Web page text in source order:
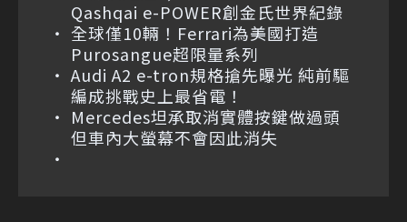
Qashqai e-POWER創金氏世界紀錄
全球僅10輛！Ferrari為美國打造
Purosangue超限量系列
Audi A2 e-tron規格搶先曝光 純前驅
編成挑戰史上最省電！
Mercedes坦承取消實體按鍵做過頭
但車內大螢幕不會因此消失